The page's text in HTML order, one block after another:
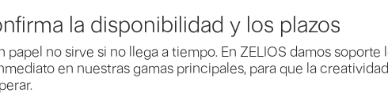
la disponibilidad y los plazos
papel no sirve si no llega a tiempo. En ZELIOS damos soporte
en nuestras gamas principales, para que la